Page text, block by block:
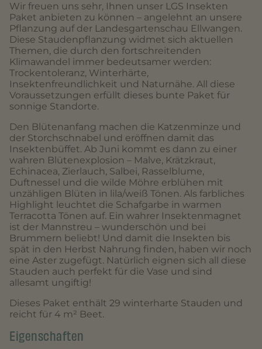
Wir freuen uns sehr, Ihnen unser LGS Insekten
Paket anbieten zu können – angelehnt an unsere
Pflanzung auf der Landesgartenschau Ellwangen.
Diese Staudenpflanzung widmet sich aktuellen
Themen, die durch den fortschreitenden
Klimawandel immer bedeutsamer werden:
Trockentoleranz, Winterhärte,
Insektenfreundlichkeit und Naturnähe. All diese
Voraussetzungen erfüllt dieses bunte Paket für
sonnige Standorte.
Den Blütenanfang machen die Katzenminze und
der Storchschnabel und eröffnen damit das
Insektenbüffet. Ab Juni kommt es dann zu einer
wahren Blütenexplosion – Malve, Krätzkraut,
Echinacea, Zierlauch, Salbei, Rasselblume,
Duftnessel und die wilde Möhre erblühen mit
unzähligen Blüten in lila/weiß Tönen. Als farbliches
Highlight leuchtet die Schafgarbe in warmen
Terracotta Tönen auf. Ein wahrer Insektenmagnet
ist der Mannstreu – wunderschön und bei
Brummern beliebt! Und damit die Insekten bis
spät in den Herbst Nahrung finden, haben wir noch
eine Aster zugefügt. Natürlich eignen sich all diese
Stauden auch perfekt für die Vase und sind
allesamt ungiftig!
Dieses Paket enthält 29 winterharte Stauden und
reicht für 4 m² Beet.
Eigenschaften